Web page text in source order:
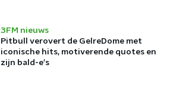
3FM nieuws
Pitbull verovert de GelreDome met
iconische hits, motiverende quotes en
zijn bald-e's